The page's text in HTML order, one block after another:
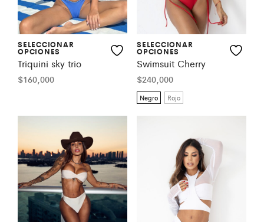
SELECCIONAR
OPCIONES
Triquini sky trio
$160,000
SELECCIONAR
OPCIONES
Swimsuit Cherry
$240,000
Negro Rojo